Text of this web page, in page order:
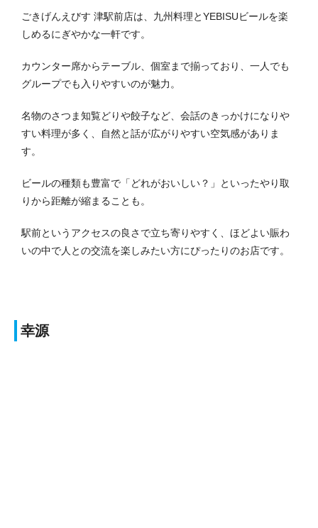
ごきげんえびす 津駅前店は、九州料理とYEBISUビールを楽
しめるにぎやかな一軒です。
カウンター席からテーブル、個室まで揃っており、一人でも
グループでも入りやすいのが魅力。
名物のさつま知覧どりや餃子など、会話のきっかけになりや
すい料理が多く、自然と話が広がりやすい空気感がありま
す。
ビールの種類も豊富で「どれがおいしい？」といったやり取
りから距離が縮まることも。
駅前という アクセスの良さ で立ち寄りやすく、ほどよい賑わ
いの中で人との交流を楽しみたい方にぴったりのお店です。
幸源